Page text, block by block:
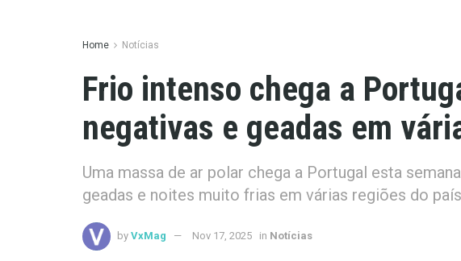
Home Notícias
Frio intenso chega a
negativas e geadas em
Uma massa de ar polar chega a Portugal esta
geadas e noites muito frias em várias regiões do
by VxMag Nov 17, 2025 in Notícias